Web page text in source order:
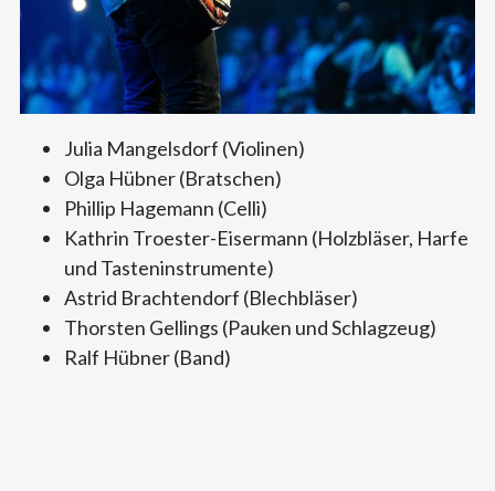
Julia Mangelsdorf (Violinen)
Olga Hübner (Bratschen)
Phillip Hagemann (Celli)
Kathrin Troester-Eisermann (Holzbläser, Harfe
und Tasteninstrumente)
Astrid Brachtendorf (Blechbläser)
Thorsten Gellings (Pauken und Schlagzeug)
Ralf Hübner (Band)